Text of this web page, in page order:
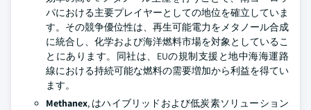
パにおける主要プレイヤーとしての地位を確立していま
す。その競争優位性は、再生可能電力をメタノール合成
に統合し、化学および海洋燃料市場を対象としているこ
とにあります。同社は、EUの規制支援と地中海海運路
線における持続可能な燃料の需要増加から利益を得てい
ます。
Methanex, はハイブリッドおよび低炭素ソリューション